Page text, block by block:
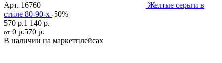
Арт. 16760
Желтые серьги в
стиле 80-90-х -50%
570 р.1 140 р.
от 0 р.570 р.
В наличии на маркетплейсах